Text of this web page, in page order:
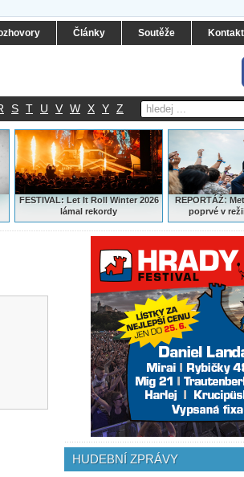
Články Soutěže
S T U V W X Y Z
FESTIVAL: Let It Roll Winter 2026
lámal rekordy
REPORTÁŽ:
poprvé v
HUDEBNÍ ZPRÁVY